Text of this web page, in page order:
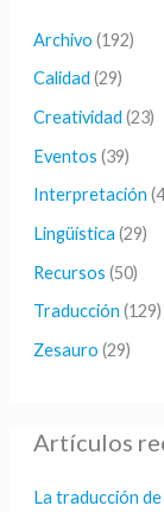
o
r
Archivo (192)
Calidad (29)
Creatividad (23)
Eventos (39)
Interpretación
Lingüística (29)
Recursos (50)
Traducción (129)
Zesauro (29)
Artículos
La traducción